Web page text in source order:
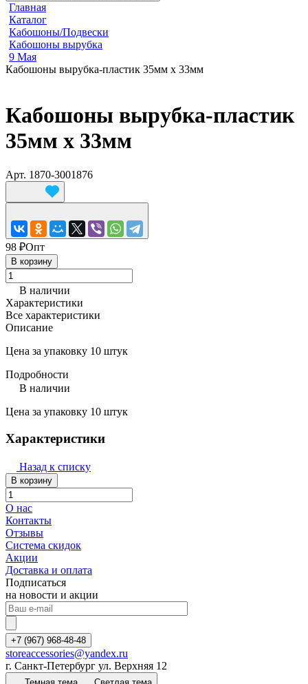
Главная
Каталог
Кабошоны/Подвески
Кабошоны вырубка
9 Мая
Кабошоны вырубка-пластик 35мм х 33мм
Кабошоны вырубка-пластик
35мм х 33мм
Арт. 1870-3001876
98 ₽Опт
В корзину
В наличии
Характеристики
Все характеристики
Описание
Цена за упаковку 10 штук
Подробности
В наличии
Цена за упаковку 10 штук
Характеристики
Назад к списку
В корзину
О нас
Контакты
Отзывы
Система скидок
Акции
Доставка и оплата
Подписаться
на новости и акции
+7 (967) 968-48-48
storeaccessories@yandex.ru
г. Санкт-Петербург ул. Верхняя 12